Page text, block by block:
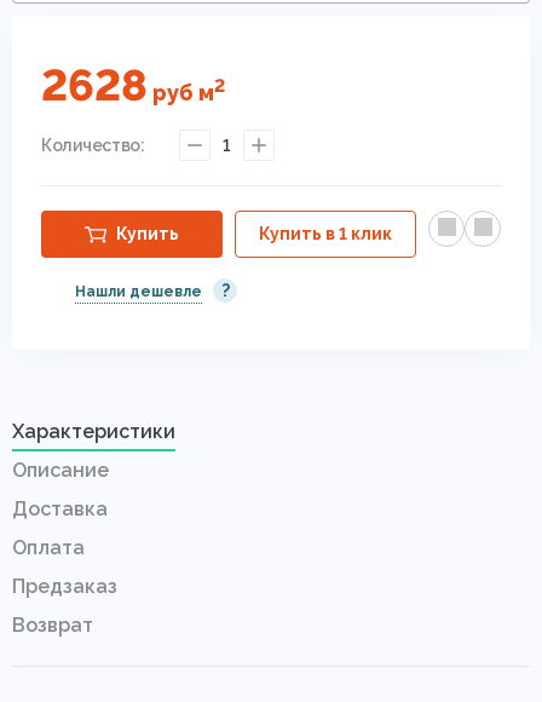
2628 руб м2
Количество: 1
Купить Купить в 1 клик
Нашли дешевле ?
Характеристики
Описание
Доставка
Оплата
Предзаказ
Возврат